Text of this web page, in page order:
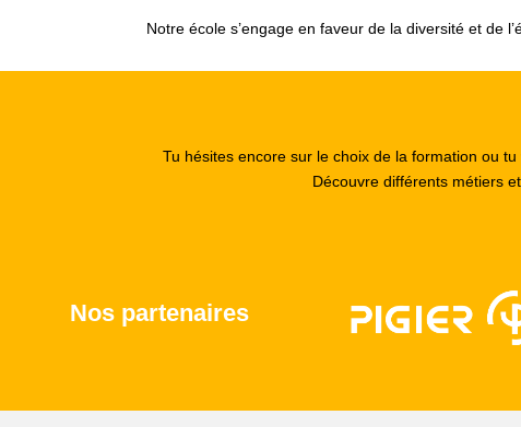
Notre école s’engage en faveur de la diversité et de
Tu hésites encore sur le choix de la formation ou
Découvre différents métiers
Nos partenaires